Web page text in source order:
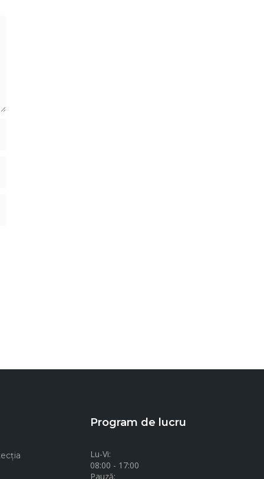
Program de lucru
Lu-Vi:
08:00 - 17:00
Pauză: